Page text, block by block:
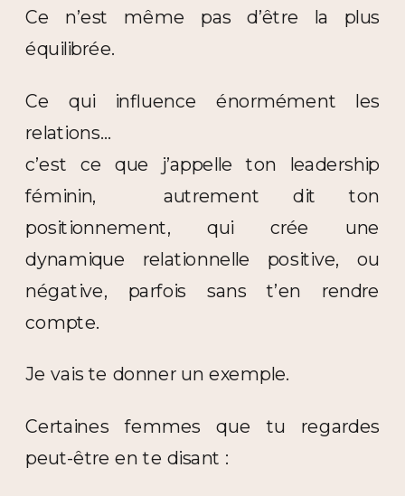
Ce n’est même pas d’être la plus
équilibrée.
Ce qui influence énormément les
relations…
c’est ce que j’appelle ton leadership
féminin, autrement dit ton
positionnement, qui crée une
dynamique relationnelle positive, ou
négative, parfois sans t’en rendre
compte.
Je vais te donner un exemple.
Certaines femmes que tu regardes
peut-être en te disant :